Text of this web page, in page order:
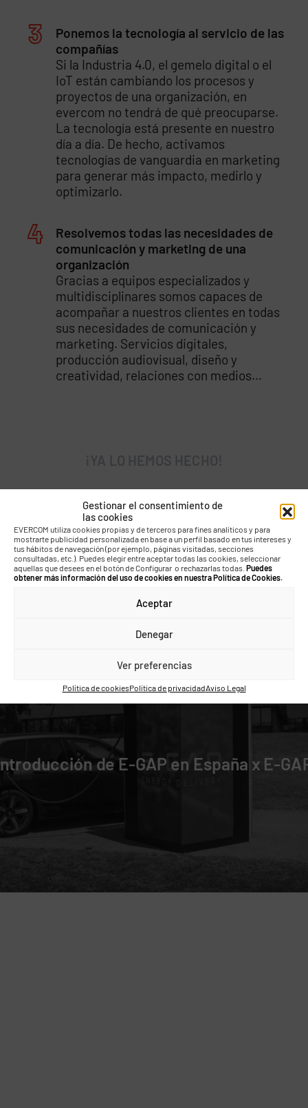
Gestionar el consentimiento de
las cookies
EVERCOM utiliza cookies propias y de terceros para fines analíticos y para
mostrarte publicidad personalizada en base a un perfil basado en tus intereses y
tus hábitos de navegación (por ejemplo, páginas visitadas, secciones
consultadas, etc.). Puedes elegir entre aceptar todas las cookies, seleccionar
aquellas que desees en el botón de Configurar o rechazarlas todas. Puedes
obtener más información del uso de cookies en nuestra Política de Cookies.
Aceptar
Denegar
Ver preferencias
Política de cookiesPolítica de privacidadAviso Legal
Ponemos la tecnología al servicio de las
compañías
Si la Industria 4.0, el gemelo digital o el
IoT están cambiando los procesos y
proyectos de una organización, en
evercom no tendrá de qué preocuparse.
La tecnología está presente en nuestro
día a día. De hecho, activamos
tecnologías de vanguardia en marketing
para generar más impacto, medirlo y
optimizarlo.
Resolvemos todas las necesidades de
comunicación y marketing de una
organización
Gracias a equipos especializados y
multidisciplinares somos capaces de
acompañar a nuestros clientes en todas
sus necesidades de comunicación y
marketing. Servicios digitales,
producción audiovisual, diseño y
creatividad, relaciones con medios…
Casos de éxito
de E-GAP en España x E-GAP